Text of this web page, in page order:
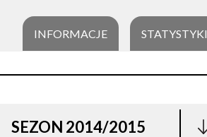
INFORMACJE STATYSTYKI
SEZON 2014/2015